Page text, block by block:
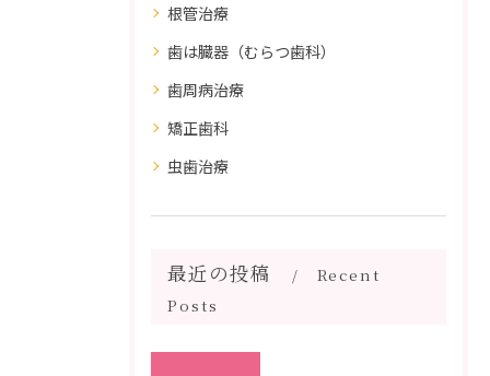
根管治療
歯は臓器（むらつ歯科）
歯周病治療
矯正歯科
虫歯治療
最近の投稿
Recent
Posts